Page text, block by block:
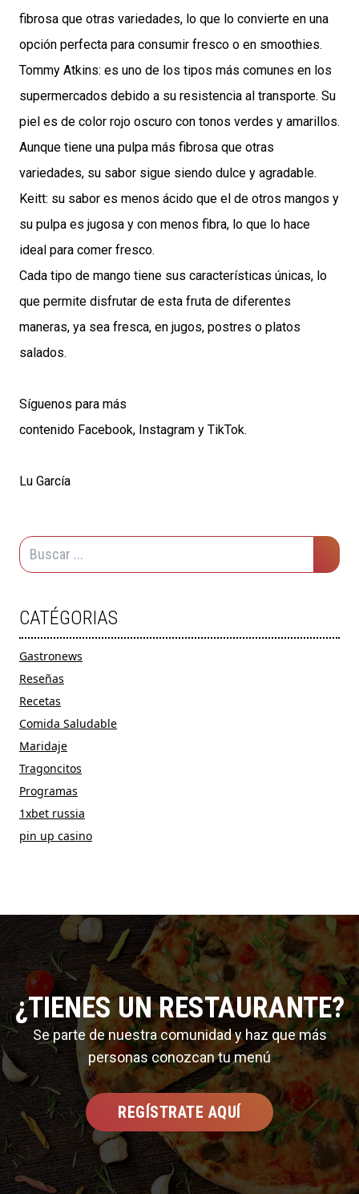
fibrosa que otras variedades, lo que lo convierte en una
opción perfecta para consumir fresco o en smoothies.
Tommy Atkins: es uno de los tipos más comunes en los
supermercados debido a su resistencia al transporte. Su
piel es de color rojo oscuro con tonos verdes y amarillos.
Aunque tiene una pulpa más fibrosa que otras
variedades, su sabor sigue siendo dulce y agradable.
Keitt: su sabor es menos ácido que el de otros mangos y
su pulpa es jugosa y con menos fibra, lo que lo hace
ideal para comer fresco.
Cada tipo de mango tiene sus características únicas, lo
que permite disfrutar de esta fruta de diferentes
maneras, ya sea fresca, en jugos, postres o platos
salados.
Síguenos para más
contenido Facebook, Instagram y TikTok.
Lu García
CATÉGORIAS
Gastronews
Reseñas
Recetas
Comida Saludable
Maridaje
Tragoncitos
Programas
1xbet russia
pin up casino
¿TIENES UN RESTAURANTE?
Se parte de nuestra comunidad y haz que más
personas conozcan tu menú
REGÍSTRATE AQUÍ